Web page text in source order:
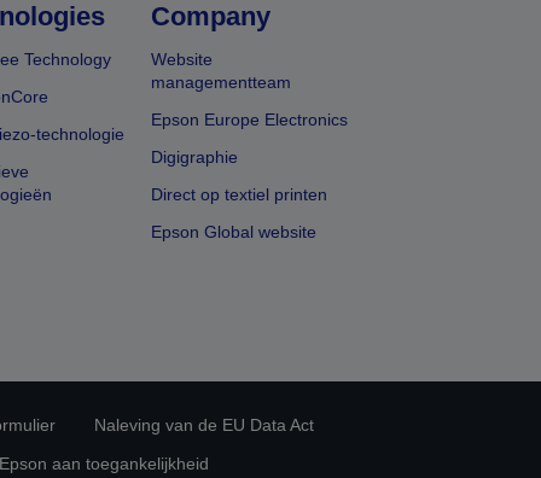
Technology
technologie
Company
Website
managementteam
Epson Europe Electronics
Digigraphie
Direct op textiel printen
Epson Global website
Naleving van de EU Data Act
aan toegankelijkheid